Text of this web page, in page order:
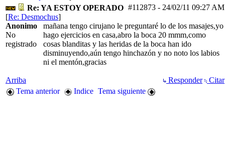
#112873 - 24/02/11 09:27 AM
Re: YA ESTOY OPERADO
[Re: Desmochus]
Anonimo
No
registrado
mañana tengo cirujano le preguntaré lo de los masajes,yo
hago ejercicios en casa,abro la boca 20 mmm,como
cosas blanditas y las heridas de la boca han ido
disminuyendo,aún tengo hinchazón y no noto los labios
ni el mentón,gracias
Arriba Responder
Citar
Tema anterior
Indice Tema siguiente